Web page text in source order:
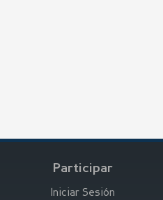
Participar
Iniciar Sesión